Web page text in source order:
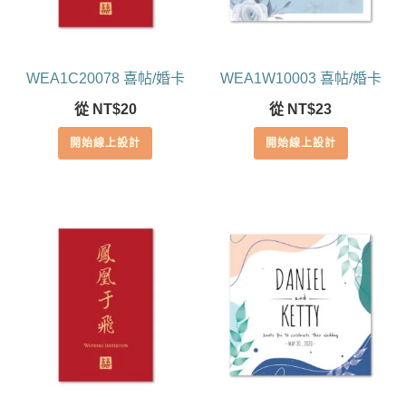
WEA1C20078 喜帖/婚卡
從 NT$20
開始線上設計
WEA1W10003 喜帖/婚卡
從 NT$23
開始線上設計